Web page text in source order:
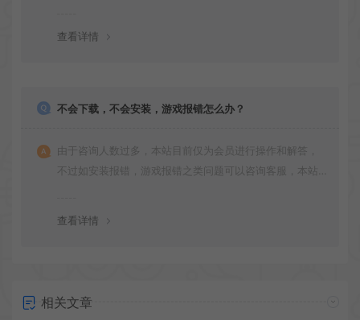
查看详情
不会下载，不会安装，游戏报错怎么办？
由于咨询人数过多，本站目前仅为会员进行操作和解答，
不过如安装报错，游戏报错之类问题可以咨询客服，本站
查看详情
相关文章